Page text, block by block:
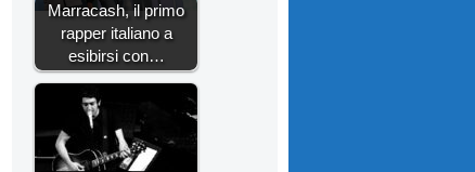
Marracash, il primo
rapper italiano a
esibirsi con…